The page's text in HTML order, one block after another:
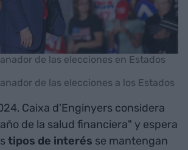
de las elecciones en Estados
de las elecciones a los Estados
Caixa d'Enginyers considera
de la salud financiera" y espera
tipos de interés se mantengan